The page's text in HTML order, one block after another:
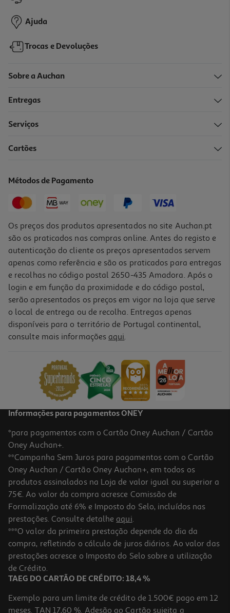
14,99 €
-25%
Mala Térmica Atlantic 24l
Price reduced from
14,99 €
Geleira Rígida Trendy Mediterranean 5l
16.99 €/un
16,99 €
Ajuda
Trocas e Devoluções
Sobre a Auchan
Entregas
Serviços
Cartões
Métodos de Pagamento
Os preços dos produtos apresentados no site Auchan.pt
são os praticados nas compras online. Antes do registo e
autenticação do cliente os preços apresentados servem
apenas como referência e são os praticados para entregas
e recolhas no código postal 2650-435 Amadora. Após o
login e em função da proximidade e do código postal,
serão apresentados os preços em vigor na loja que serve
o local de entrega ou de recolha. Entregas apenas
disponíveis para o território de Portugal continental,
consulte mais informações aqui.
Informações para pagamentos ONEY
*para pagamentos com o Cartão Oney Auchan / Cartão
Oney Auchan+.
**Campanha Sem Juros para pagamentos com o Cartão
Oney Auchan / Cartão Oney Auchan+, em todos os
produtos assinalados na Loja de valor igual ou superior a
75€. Ao valor da compra acresce Comissão de
Formalização até 6% e Imposto do Selo, incluídos nas
prestações. Consulte detalhe aqui.
***O valor da primeira prestação depende do dia da
compra, refletindo o cálculo de juros diários. Ao valor das
prestações acresce o Imposto do Selo sobre a utilização
de Crédito.
TAEG DO CARTÃO DE CRÉDITO: 18,4 %
Exemplo para um limite de crédito de 1.500€ pago em 12
meses. TAN 17,60 %. Adesão ao Cartão sujeita a